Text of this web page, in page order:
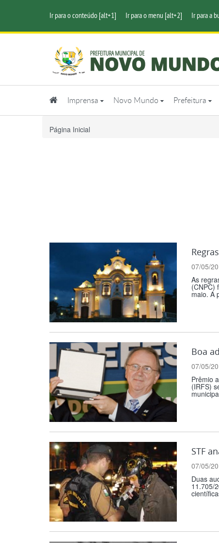
Ir para o conteúdo [alt+1] Ir para o menu [alt+2] Ir para a
Imprensa Novo Mundo Prefeitura
Página Inicial
07/05/
As
(CNPC)
maio. A
Boa
07/05/
Prêmio
(IRFS)
STF
07/05/
Duas
11.705/